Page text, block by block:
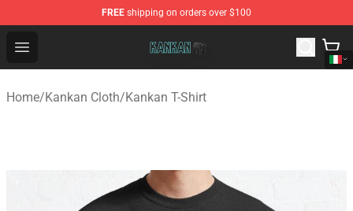
FREE shipping on orders over $100
Open menu
Kankan Store - Official Kankan Merchandise Shop
Home/Kankan Cloth/Kankan T-Shirt